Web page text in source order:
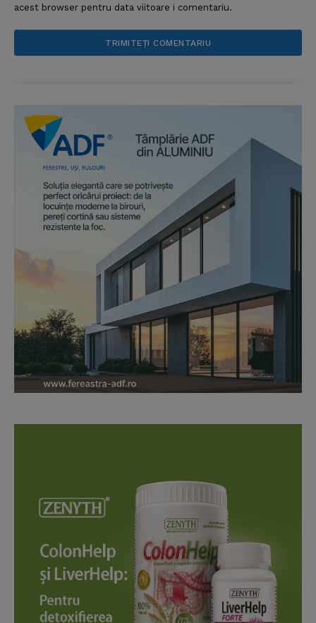
acest browser pentru data viitoare i comentariu.